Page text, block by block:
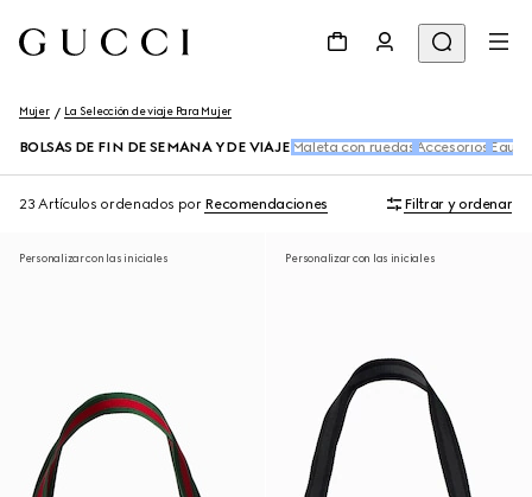
Mujer La Selección de viaje Para Mujer
BOLSAS DE FIN DE SEMANA Y DE VIAJE Maleta con ruedas Accesorios
23 Artículos ordenados por Recomendaciones Filtrar y ordenar
Personalizar con las iniciales Personalizar con las iniciales